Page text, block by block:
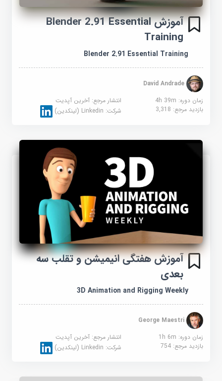
آموزش Blender 2.91 Essential
Training
Blender 2.91 Essential Training
David Andrade
زمان دوره: 4h 39m
انتشار مرجع:آخرین آپدیت
بازدید مرجع:3,318 شرکت:Linkedin (لینکدین)
آموزش هفتگی انیمیشن و تقلب سه
بعدی
3D Animation and Rigging Weekly
George Maestri
زمان دوره: 1h 6m
انتشار مرجع:آخرین آپدیت
بازدید مرجع:754 شرکت:Linkedin (لینکدین)